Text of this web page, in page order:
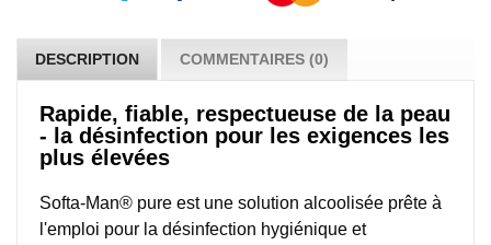
DESCRIPTION COMMENTAIRES (0)
Rapide, fiable, respectueuse de la peau
- la désinfection pour les exigences les
plus élevées
Softa-Man® pure est une solution alcoolisée prête à
l'emploi pour la désinfection hygiénique et